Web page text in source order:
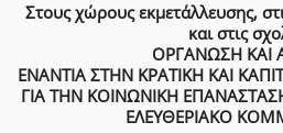
Στους χώρους εκμετάλλευσης,
και στις
ΟΡΓΑΝΩΣΗ ΚΑΙ
ΕΝΑΝΤΙΑ ΣΤΗΝ ΚΡΑΤΙΚΗ ΚΑΙ
ΓΙΑ ΤΗΝ ΚΟΙΝΩΝΙΚΗ
ΕΛΕΥΘΕΡΙΑΚΟ